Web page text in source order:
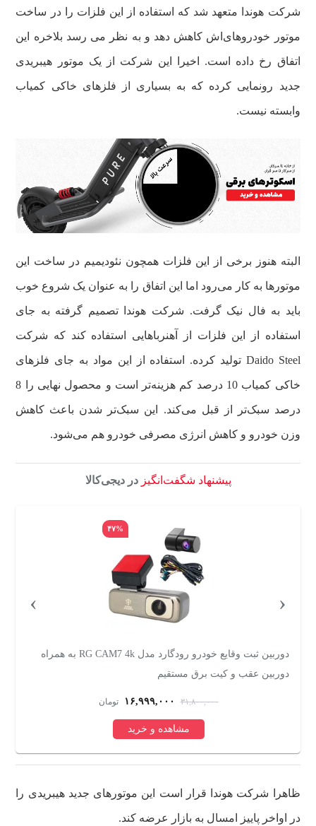
شرکت هوندا متعهد شد که استفاده از این فلزات را در ساخت
موتور خودروهای‌اش کاهش دهد و به نظر می رسد بلاخره این
اتفاق رخ داده است. اخیرا این شرکت از یک موتور هیبریدی
جدید رونمایی کرده که به بسیاری از فلزهای خاکی کمیاب
وابسته نیست.
البته هنوز برخی از این فلزات همچون نئودیمیم در ساخت این
موتورها به کار می‌رود اما این اتفاق را به عنوان یک شروع خوب
باید به فال نیک گرفت. شرکت هوندا تصمیم گرفته به جای
استفاده از این فلزات از آهنرباهایی استفاده کند که شرکت
Daido Steel تولید کرده. استفاده از این مواد به جای فلزهای
خاکی کمیاب 10 درصد کم هزینه‌تر است و محصول نهایی را 8
درصد سبک‌تر از قبل می‌کند. این سبک‌تر شدن باعث کاهش
وزن خودرو و کاهش انرژی مصرفی خودرو هم می‌شود.
پیشنهاد شگفت‌انگیز در دیجی‌کالا
۴۷%
دوربین ثبت وقایع خودرو رودگارد مدل RG CAM7 4k به همراه
دوربین عقب و کیت برق مستقیم
۳۱,۸۰۰,۰۰۰ ۱۶,۹۹۹,۰۰۰ تومان
مشاهده و خرید
‹
›
ظاهرا شرکت هوندا قرار است این موتور‌های جدید هیبریدی را
در اواخر پاییز امسال به بازار عرضه کند.